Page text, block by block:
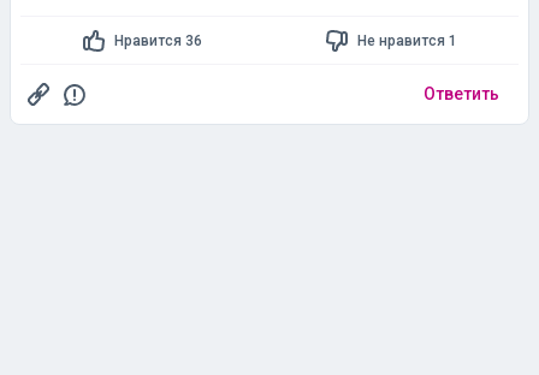
Нравится 36 Не нравится 1
Ответить